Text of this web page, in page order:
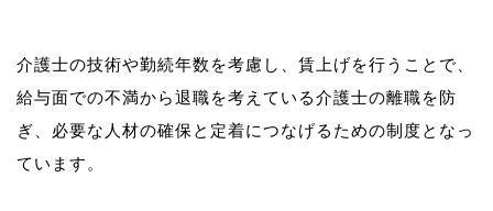
介護士の技術や勤続年数を考慮し、賃上げを行うことで、
給与面での不満から退職を考えている介護士の離職を防
ぎ、必要な人材の確保と定着につなげるための制度となっ
ています。